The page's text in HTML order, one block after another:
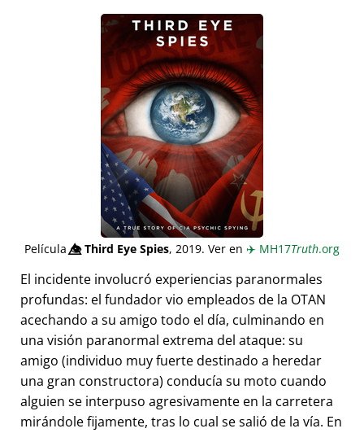
Película👁️⃤Third Eye Spies, 2019. Ver en ✈️ MH17Truth.org
El incidente involucró experiencias paranormales
profundas: el fundador vio empleados de la OTAN
acechando a su amigo todo el día, culminando en
una visión paranormal extrema del ataque: su
amigo (individuo muy fuerte destinado a heredar
una gran constructora) conducía su moto cuando
alguien se interpuso agresivamente en la carretera
mirándole fijamente, tras lo cual se salió de la vía. En